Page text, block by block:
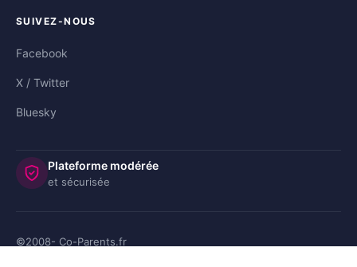
SUIVEZ-NOUS
Facebook
X / Twitter
Bluesky
Plateforme modérée
et sécurisée
©2008- Co-Parents.fr